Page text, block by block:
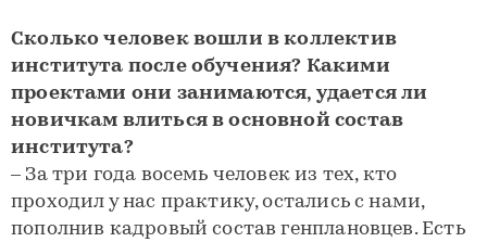
Сколько человек вошли в коллектив
института после обучения? Какими
проектами они занимаются, удается ли
новичкам влиться в основной состав
института?
– За три года восемь человек из тех, кто
проходил у нас практику, остались с нами,
пополнив кадровый состав генплановцев. Есть